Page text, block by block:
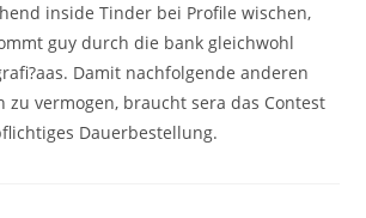
inside Tinder bei Profile wischen,
guy durch die bank gleichwohl
Damit nachfolgende anderen
zu vermogen, braucht sera das Contest
Dauerbestellung.